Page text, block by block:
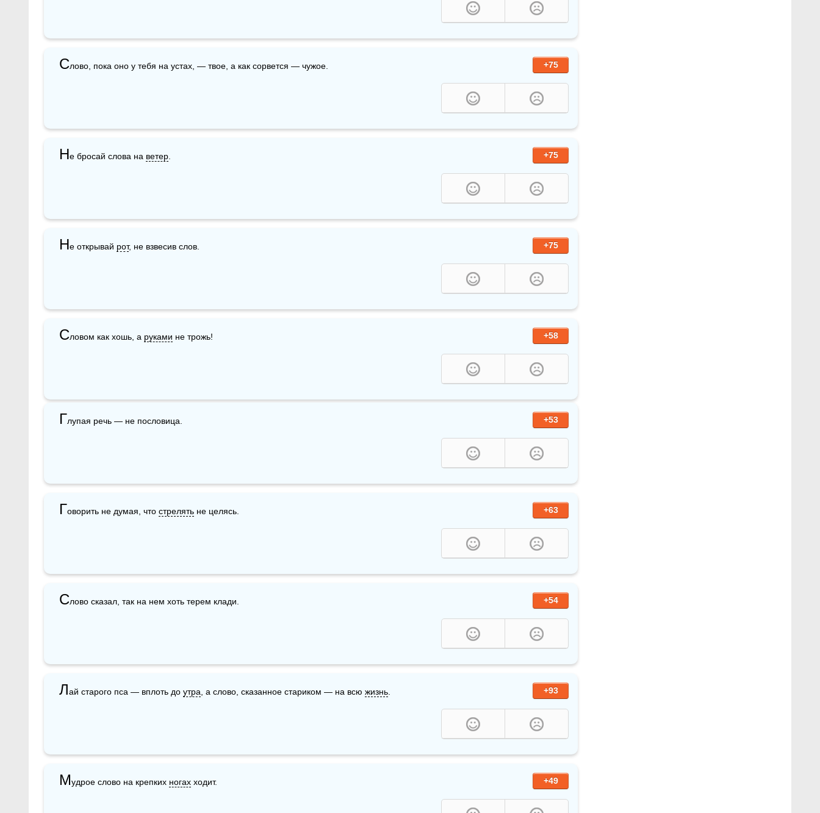
+75
Слово, пока оно у тебя на устах, — твое, а как сорвется — чужое.
+75
Не бросай слова на ветер
+75
Не открывай рот, не взвесив слов.
+58
Словом как хошь, а руками не трожь!
+53
Глупая речь — не пословица.
+63
Говорить не думая, что стрелять не целясь.
+54
Слово сказал, так на нем хоть терем клади.
+93
Лай старого пса — вплоть до утра , а слово, сказанное стариком — на всю жизнь
+49
Мудрое слово на крепких ногах ходит.